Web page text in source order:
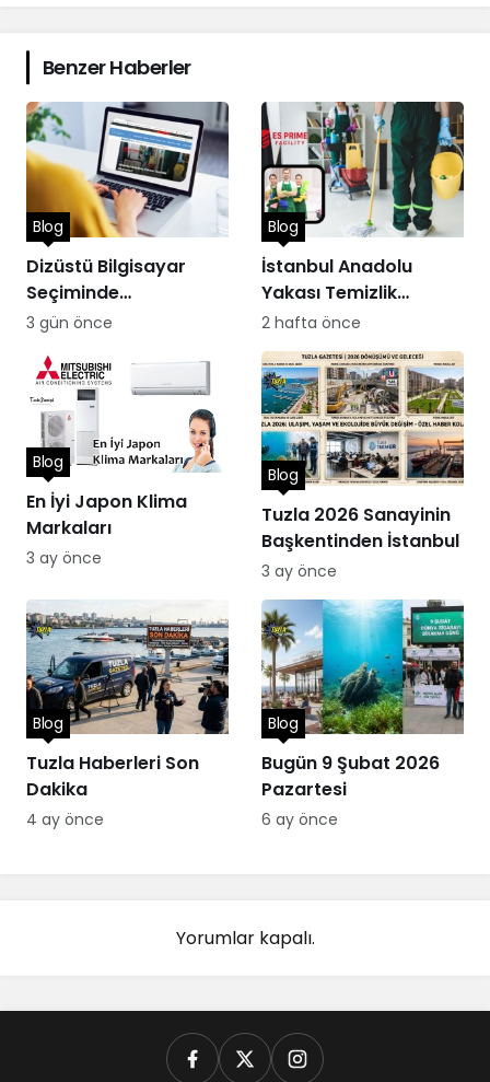
Benzer Haberler
Dizüstü Bilgisayar
Seçiminde
Performans
Blog
3 gün önce
İstanbul Anadolu
Yakası Temizlik
Hizmetleri
Blog
2 hafta önce
En İyi Japon Klima
Markaları
Blog
3 ay önce
Tuzla 2026 Sanayinin
Başkentinden İstanbul
Blog
3 ay önce
Tuzla Haberleri Son
Dakika
Blog
4 ay önce
Bugün 9 Şubat 2026
Pazartesi
Blog
6 ay önce
Yorumlar kapalı.